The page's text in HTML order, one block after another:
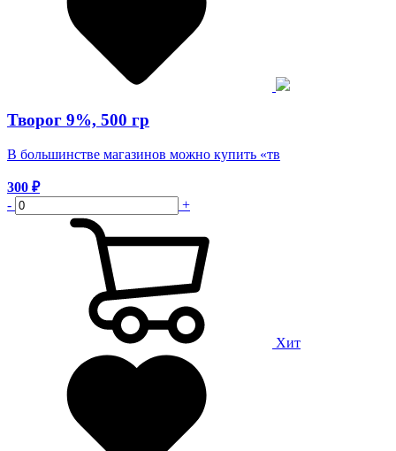
Творог 9%, 500 гр
В большинстве магазинов можно купить «тв
300 ₽
-
+
Хит